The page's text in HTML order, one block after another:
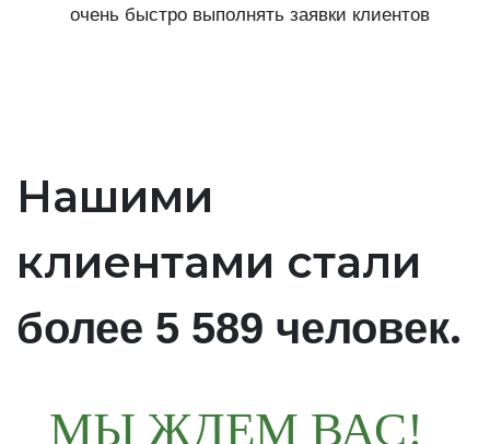
очень быстро выполнять заявки клиентов
Нашими
клиентами стали
более 5 589 человек.
МЫ ЖДЕМ ВАС!